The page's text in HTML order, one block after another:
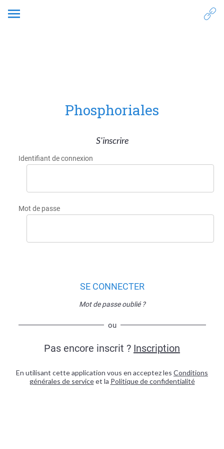
Phosphoriales
S'inscrire
Identifiant de connexion
Mot de passe
SE CONNECTER
Mot de passe oublié ?
ou
Pas encore inscrit ? Inscription
En utilisant cette application vous en acceptez les Conditions
générales de serviceet la Politique de confidentialité